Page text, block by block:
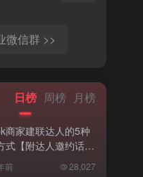
微信群 >>
日榜 周榜 月榜
商家建联达人的5种
式【附达人邀约话
前 28,027